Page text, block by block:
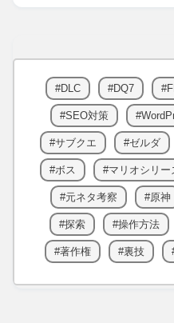
DLC DQ7
SEO対策
サブクエ ゼルダ
ボス マリオシリー
元ネタ考察 原神
探索 操作方法
著作権 裏技